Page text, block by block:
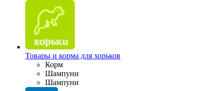
Товары и корма для хорьков
Корм
Шампуни
Шампуни